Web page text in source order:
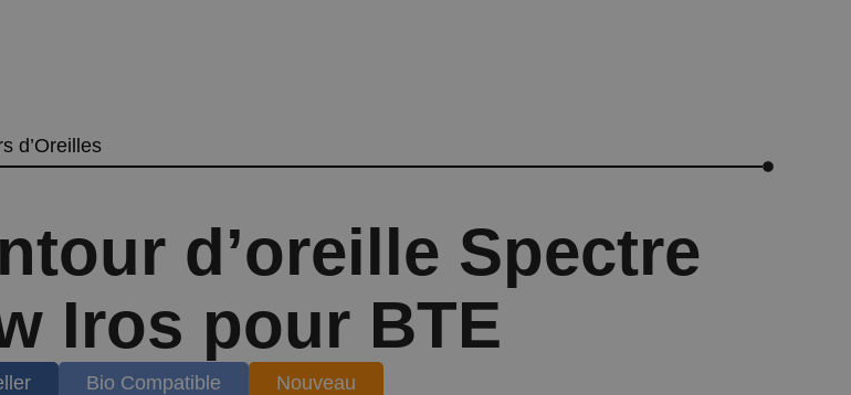
d’Oreilles
d’oreille Spectre
Iros pour BTE
Bio Compatible Nouveau